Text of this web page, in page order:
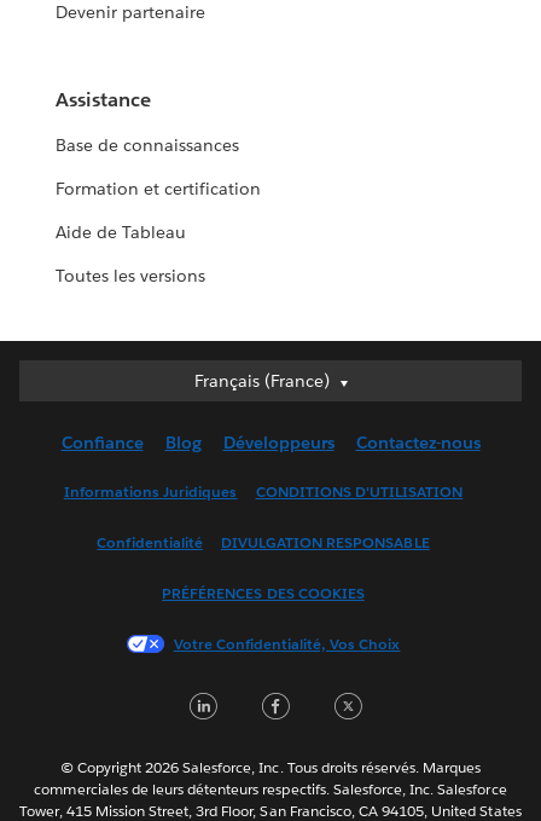
Devenir partenaire
Assistance
Base de connaissances
Formation et certification
Aide de Tableau
Toutes les versions
Français (France)
Français (France)
English (UK)
Français (Canada)
한국어
Português
ไทย
Confiance Blog Développeurs Contactez-nous
Informations Juridiques CONDITIONS D'UTILISATION
Confidentialité DIVULGATION RESPONSABLE
PRÉFÉRENCES DES COOKIES
Votre Confidentialité, Vos Choix
LinkedInFacebook
© Copyright 2026 Salesforce, Inc. Tous droits réservés. Marques
commerciales de leurs détenteurs respectifs. Salesforce, Inc. Salesforce
Tower, 415 Mission Street, 3rd Floor, San Francisco, CA 94105, United States